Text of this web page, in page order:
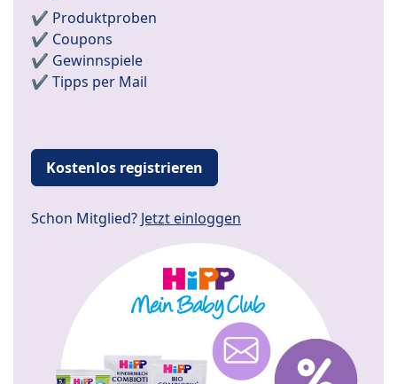
✔️ Produktproben
✔️ Coupons
✔️ Gewinnspiele
✔️ Tipps per Mail
Kostenlos registrieren
Schon Mitglied? Jetzt einloggen